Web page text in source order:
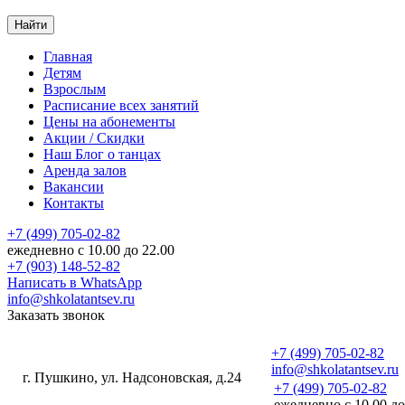
Найти
Главная
Детям
Взрослым
Расписание всех занятий
Цены на абонементы
Акции / Скидки
Наш Блог о танцах
Аренда залов
Вакансии
Контакты
+7 (499) 705-02-82
ежедневно с 10.00 до 22.00
+7 (903) 148-52-82
Написать в WhatsApp
info@shkolatantsev.ru
Заказать звонок
г. Пушкино, ул. Надсоновская, д.24
+7 (499) 705-02-82
info@shkolatantsev.ru
+7 (499) 705-02-82